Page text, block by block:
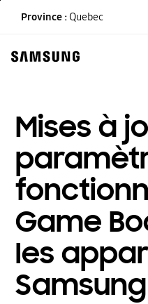
Province : Quebec
Mises à
Game
les